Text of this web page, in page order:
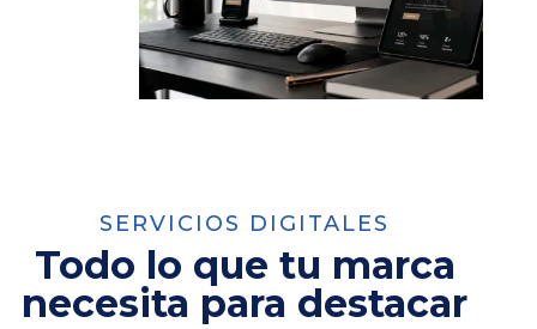
SERVICIOS DIGITALES
Todo lo que tu marca
necesita para destacar